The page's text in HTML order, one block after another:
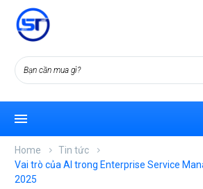
Home
Tin tức
Vai trò của AI trong Enterprise Service
2025